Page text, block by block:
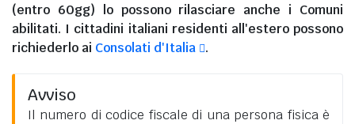
(entro 60gg) lo possono rilasciare anche i Comuni
abilitati. I cittadini italiani residenti all'esteropossono
richiederlo ai Consolati d'Italia .
Avviso
Il numero di codice fiscale di una persona fisica è